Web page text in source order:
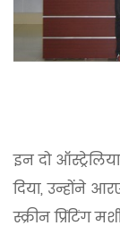
इन दो
दिया, उन्होंने
स्क्रीन प्रिंटिंग